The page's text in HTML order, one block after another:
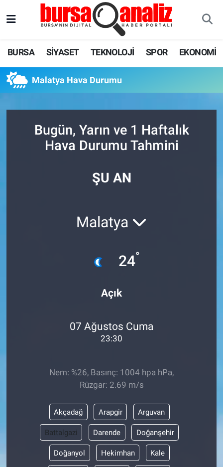
BURSA SİYASET TEKNOLOJİ SPOR EKONOMİ
Malatya Hava Durumu
Bugün, Yarın ve 1 Haftalık
Hava Durumu Tahmini
ŞU AN
Malatya
24°
Açık
07 Ağustos Cuma
23:30
Nem: %26, Basınç: 1004 hpa hPa,
Rüzgar: 2.69 m/s
Akçadağ Arapgir Arguvan
Battalgazi Darende Doğanşehir
Doğanyol Hekimhan Kale
EKONOMİ
Tüm Manşetler